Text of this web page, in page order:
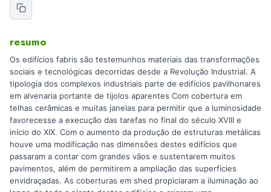
resumo
Os edifícios fabris são testemunhos materiais das transformações
sociais e tecnológicas decorridas desde a Revolução Industrial. A
tipologia dos complexos industriais parte de edifícios pavilhonares
em alvenaria portante de tijolos aparentes Com cobertura em
telhas cerâmicas e muitas janelas para permitir que a luminosidade
favorecesse a execução das tarefas no final do século XVIII e
início do XIX. Com o aumento da produção de estruturas metálicas
houve uma modificação nas dimensões destes edifícios que
passaram a contar com grandes vãos e sustentarem muitos
pavimentos, além de permitirem a ampliação das superfícies
envidraçadas. As coberturas em shed propiciaram a iluminação ao